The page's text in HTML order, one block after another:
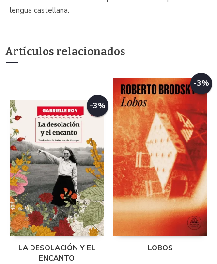
lengua castellana.
Artículos relacionados
-3%
LA DESOLACIÓN Y EL
ENCANTO
-3%
LOBOS